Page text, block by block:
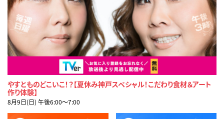
やすとものどこいこ！？【夏休み神戸スペシャル！こだわり食材＆アート
作り体験】
8月9日(日) 午後6:00〜7:00